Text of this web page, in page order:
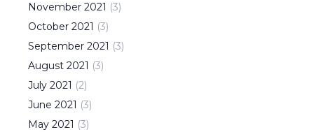
November 2021 (3)
October 2021 (3)
September 2021 (3)
August 2021 (3)
July 2021 (2)
June 2021 (3)
May 2021 (3)